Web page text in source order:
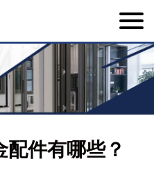
件有哪些？